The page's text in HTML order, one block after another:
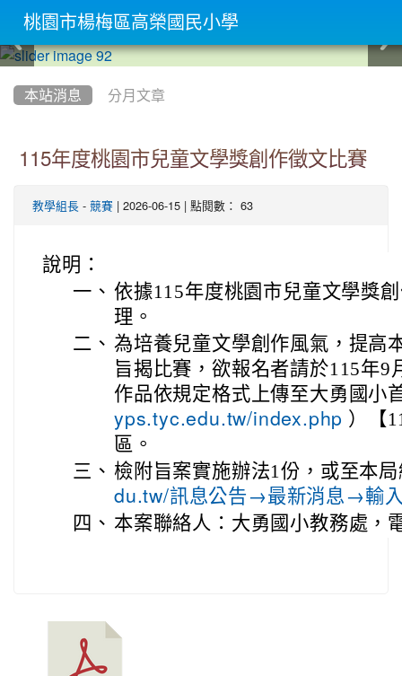
本站消息 分月文章
115年度桃園市兒童文學獎創作徵文比賽
教學組長 - 競賽 | 2026-06-15 | 點閱數： 63
說明：
一、 依據115年度桃園市兒童文學獎
理。
二、 為培養兒童文學創作風氣，提高
旨揭比賽，欲報名者請於115年9
作品依規定格式上傳至大勇國小
yps.tyc.edu.tw/index.php ）【
區。
三、 檢附旨案實施辦法1份，或至本
du.tw/訊息公告→最新消息→輸
四、 本案聯絡人：大勇國小教務處，
桃園市楊梅區高榮國民小學